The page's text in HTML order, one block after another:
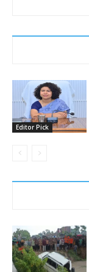
Editor Pick